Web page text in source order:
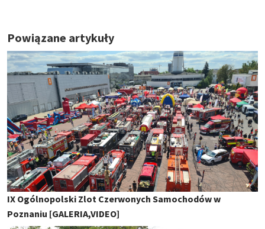
Powiązane artykuły
IX Ogólnopolski Zlot Czerwonych Samochodów w
Poznaniu [GALERIA,VIDEO]